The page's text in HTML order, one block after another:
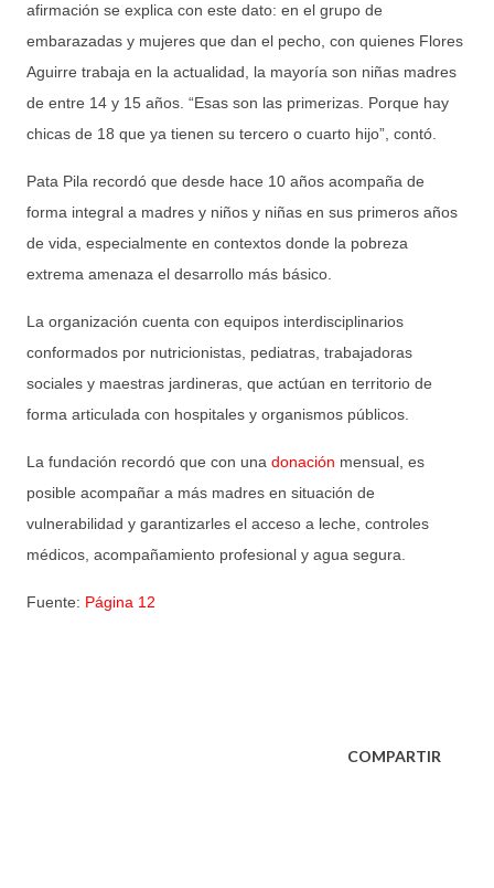
afirmación se explica con este dato: en el grupo de
embarazadas y mujeres que dan el pecho, con quienes Flores
Aguirre trabaja en la actualidad, la mayoría son niñas madres
de entre 14 y 15 años. “Esas son las primerizas. Porque hay
chicas de 18 que ya tienen su tercero o cuarto hijo”, contó.
Pata Pila recordó que desde hace 10 años acompaña de
forma integral a madres y niños y niñas en sus primeros años
de vida, especialmente en contextos donde la pobreza
extrema amenaza el desarrollo más básico.
La organización cuenta con equipos interdisciplinarios
conformados por nutricionistas, pediatras, trabajadoras
sociales y maestras jardineras, que actúan en territorio de
forma articulada con hospitales y organismos públicos.
La fundación recordó que con una donación mensual, es
posible acompañar a más madres en situación de
vulnerabilidad y garantizarles el acceso a leche, controles
médicos, acompañamiento profesional y agua segura.
Fuente: Página 12
COMPARTIR